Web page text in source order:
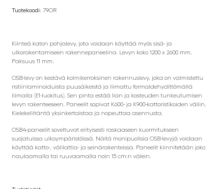
Tuotekoodi: 79OR
Kiinteä katon pohjalevy, jota voidaan käyttää myös sisä- ja
ulkorakentamiseen rakennepaneelina. Levyn koko 1200 x 2600 mm.
Paksuus 11 mm.
OSB-levy on kestävä kolmikerroksinen rakennuslevy, joka on valmistettu
ristiinlaminoiduista puusäikeistä ja liimattu formaldehydittömällä
liimalla (E1-luokitus). Sen pinta estää lian ja kosteuden tunkeutumisen
levyn rakenteeseen. Paneelit sopivat K600- ja K900-kattoristikoiden väliin.
Kielekeliitäntä yksinkertaistaa ja nopeuttaa asennusta.
OSB4-paneelit soveltuvat erityisesti raskaaseen kuormitukseen
suojatuissa ulkoympäristöissä. Näitä monipuolisia OSB-levyjä voidaan
käyttää katto-, välilattia- ja seinärakenteissa. Paneelit kiinnitetään joko
naulaamalla tai ruuvaamalla noin 15 cm:n välein.